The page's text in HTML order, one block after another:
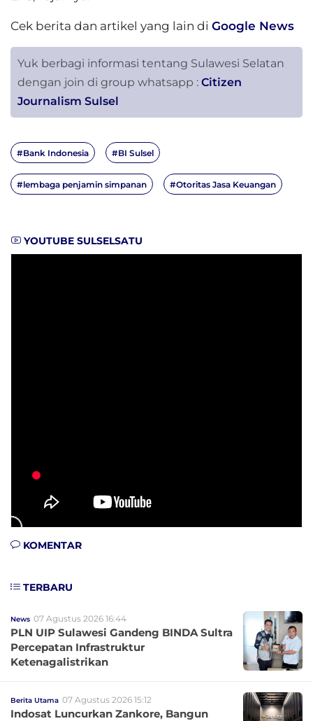
Cek berita dan artikel yang lain di Google News
Yuk berbagi informasi tentang Sulawesi Selatan
dengan join di group whatsapp : Citizen
Journalism Sulsel
#Bank Indonesia #BI Sulsel
#lembaga penjamin simpanan #Otoritas Jasa Keuangan
YOUTUBE SULSELSATU
KOMENTAR
TERBARU
News 07 Agustus 2026 16:44
PLN UIP Sulawesi Gandeng BINDA Sultra
Percepatan Infrastruktur
Ketenagalistrikan
Berita Utama 07 Agustus 2026 15:12
Indosat Luncurkan Zankore, Bangun